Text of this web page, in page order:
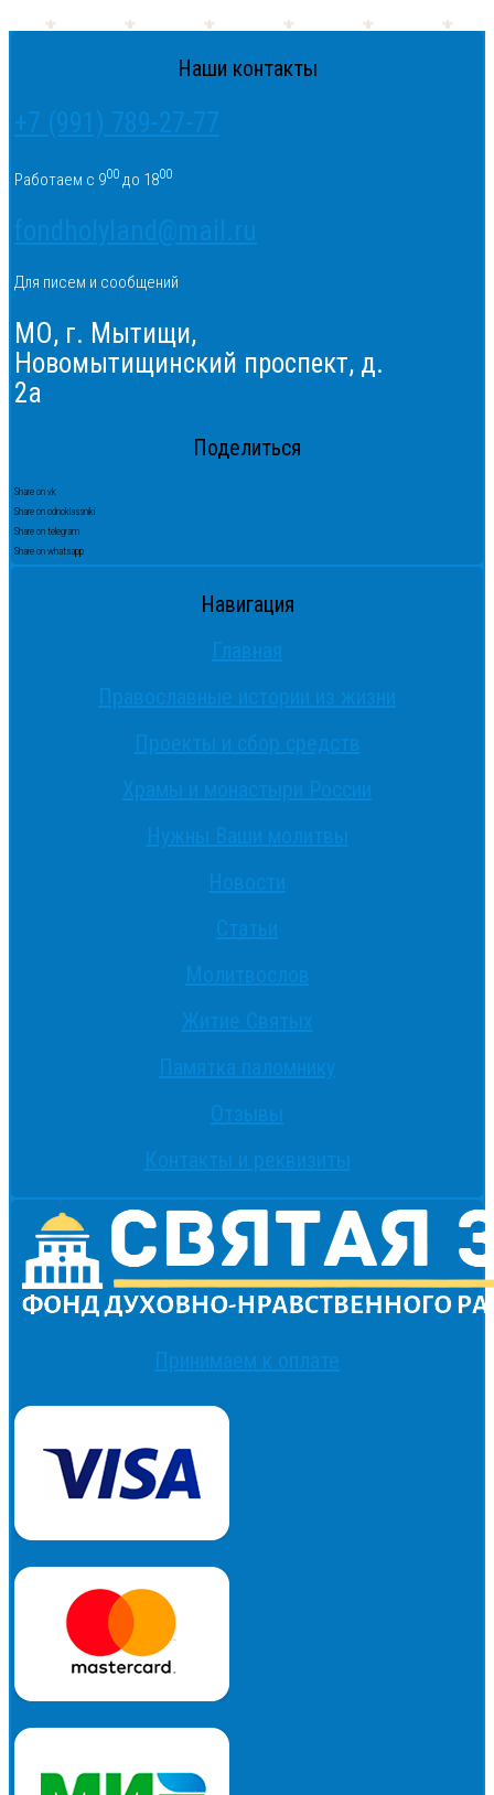
Наши контакты
+7 (991) 789-27-77
Работаем с 900 до 1800
fondholyland@mail.ru
Для писем и сообщений
МО, г. Мытищи,
Новомытищинский проспект, д.
2а
Поделиться
Share on vk
Share on odnoklassniki
Share on telegram
Share on whatsapp
Навигация
Главная
Православные истории из жизни
Проекты и сбор средств
Храмы и монастыри России
Нужны Ваши молитвы
Новости
Статьи
Молитвослов
Житие Святых
Памятка паломнику
Отзывы
Контакты и реквизиты
Принимаем к оплате